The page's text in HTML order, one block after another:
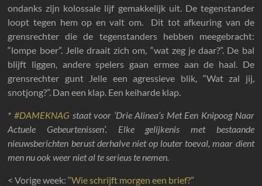
ondanks zijn kolossale lijf gemakkelijk uit. De tegenstander
loopt tegen hem op en valt om. Dit tot afkeuring van de
grensrechter die de tegenstanders hebben meegebracht:
“lompe boer”. Jelle draait zich om, “wat zeg je daar?”. De bal
blijft liggen, andere spelers gaan ermee aan de haal. De
grensrechter gunt Jelle een agressieve blik, “Wat zal jij,
snotjong?”. Dan een klap. Een keiharde klap.
*#DAMEKNAG staat voor ‘Drie Alinea’s Met Een Knipoog Naar
Actuele Gebeurtenissen’. Elke gelijkenis met bestaande
nieuwsberichten berust derhalve niet op louter toeval, maar dient
men nu ook weer niet al te serieus te nemen.
< Vorige week: ‘‘Wie schrijft morgen een brief?’‘